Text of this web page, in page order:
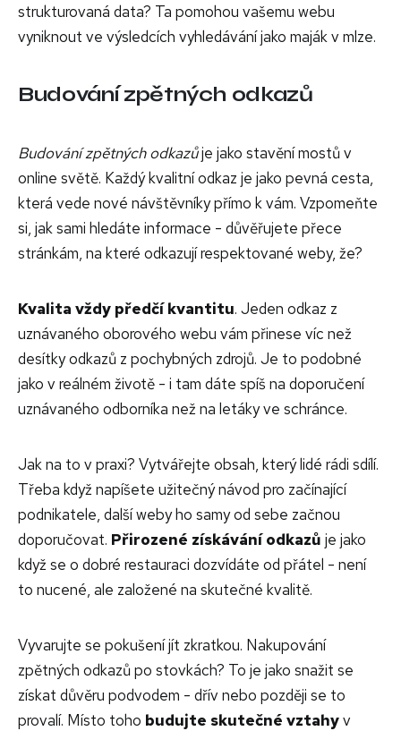
strukturovaná data? Ta pomohou vašemu webu
vyniknout ve výsledcích vyhledávání jako maják v mlze.
Budování zpětných odkazů
Budování zpětných odkazůje jako stavění mostů v
online světě. Každý kvalitní odkaz je jako pevná cesta,
která vede nové návštěvníky přímo k vám. Vzpomeňte
si, jak sami hledáte informace - důvěřujete přece
stránkám, na které odkazují respektované weby, že?
Kvalita vždy předčí kvantitu. Jeden odkaz z
uznávaného oborového webu vám přinese víc než
desítky odkazů z pochybných zdrojů. Je to podobné
jako v reálném životě - i tam dáte spíš na doporučení
uznávaného odborníka než na letáky ve schránce.
Jak na to v praxi? Vytvářejte obsah, který lidé rádi sdílí.
Třeba když napíšete užitečný návod pro začínající
podnikatele, další weby ho samy od sebe začnou
doporučovat. Přirozené získávání odkazů je jako
když se o dobré restauraci dozvídáte od přátel - není
to nucené, ale založené na skutečné kvalitě.
Vyvarujte se pokušení jít zkratkou. Nakupování
zpětných odkazů po stovkách? To je jako snažit se
získat důvěru podvodem - dřív nebo později se to
provalí. Místo toho budujte skutečné vztahyv